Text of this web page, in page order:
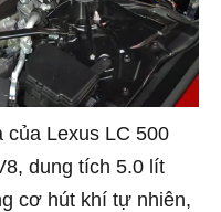
của Lexus LC 500
dung tích 5.0 lít
cơ hút khí tự nhiên,